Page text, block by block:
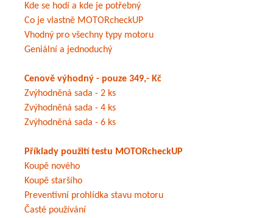
Kde se hodí a kde je potřebný
Co je vlastně MOTORcheckUP
Vhodný pro všechny typy motoru
Geniální a jednoduchý
Cenově výhodný - pouze 349,- Kč
Zvýhodněná sada - 2 ks
Zvýhodněná sada - 4 ks
Zvýhodněná sada - 6 ks
Příklady použití testu MOTORcheckUP
Koupě nového
Koupě staršího
Preventivní prohlídka stavu motoru
Časté používání